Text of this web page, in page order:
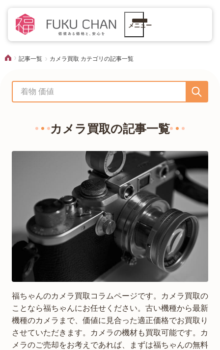
メニュー
記事一覧 カメラ買取 カテゴリの記事一覧
カメラ買取の記事一覧
福ちゃんのカメラ買取コラムページです。カメラ買取の
ことなら福ちゃんにお任せください。古い機種から最新
機種のカメラまで、価値に見合った適正価格でお買取り
させていただきます。カメラの機材も買取可能です。カ
メラのご売却をお考えであれば、まずは福ちゃんの無料